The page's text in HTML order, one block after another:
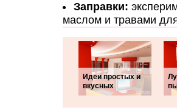
Заправки:
маслом и травами
Идеи простых и
вкусных